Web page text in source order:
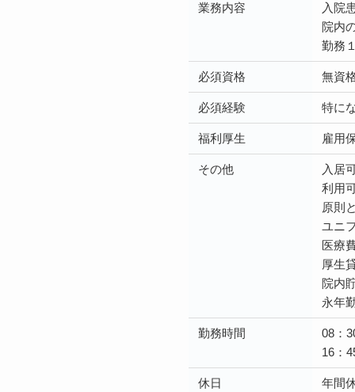
業務内容
入院
院内
勤務
必須資格 無資
必須経験 特に
福利厚生 雇用
その他
入居
利用
原則
ユニ
医療
厚生
院内
永年
勤務時間
08：
16：
休日 年間